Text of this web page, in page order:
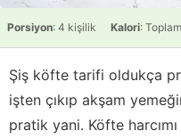
Porsiyon: 4 kişilik Kalori:
Şiş köfte tarifi oldukça
işten çıkıp akşam
pratik yani. Köfte